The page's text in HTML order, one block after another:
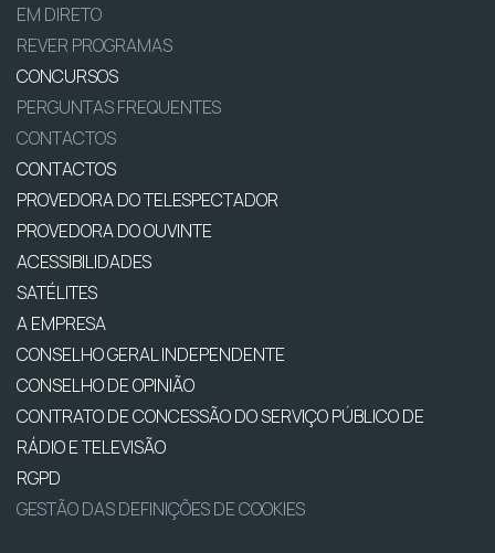
EM DIRETO
REVER PROGRAMAS
CONCURSOS
PERGUNTAS FREQUENTES
CONTACTOS
CONTACTOS
PROVEDORA DO TELESPECTADOR
PROVEDORA DO OUVINTE
ACESSIBILIDADES
SATÉLITES
A EMPRESA
CONSELHO GERAL INDEPENDENTE
CONSELHO DE OPINIÃO
CONTRATO DE CONCESSÃO DO SERVIÇO PÚBLICO DE
RÁDIO E TELEVISÃO
RGPD
GESTÃO DAS DEFINIÇÕES DE COOKIES